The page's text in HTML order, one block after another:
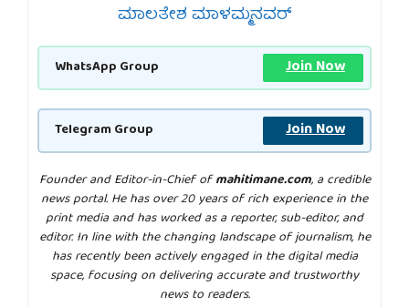
ಮಾಲತೇಶ ಮಾಳಮ್ಮನವರ್
WhatsApp Group Join Now
Telegram Group Join Now
Founder and Editor-in-Chief ofmahitimane.com, a credible
news portal. He has over 20 years of rich experience in the
print media and has worked as a reporter, sub-editor, and
editor. In line with the changing landscape of journalism, he
has recently been actively engaged in the digital media
space, focusing on delivering accurate and trustworthy
news to readers.